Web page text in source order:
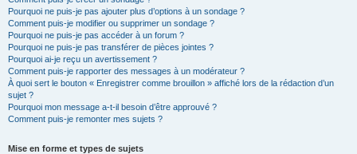
Pourquoi ne puis-je pas ajouter plus d’options à un sondage ?
Comment puis-je modifier ou supprimer un sondage ?
Pourquoi ne puis-je pas accéder à un forum ?
Pourquoi ne puis-je pas transférer de pièces jointes ?
Pourquoi ai-je reçu un avertissement ?
Comment puis-je rapporter des messages à un modérateur ?
À quoi sert le bouton « Enregistrer comme brouillon » affiché lors de la rédaction d’un
sujet ?
Pourquoi mon message a-t-il besoin d’être approuvé ?
Comment puis-je remonter mes sujets ?
Mise en forme et types de sujets